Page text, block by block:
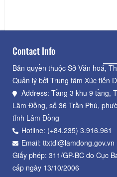
Contact Info
Bản quyền thuộc Sở Văn hoá,
Quản lý bởi Trung tâm Xúc tiến
Address: Tầng 3 khu 9 tầng,
Lâm Đồng, số 36 Trần Phú,
tỉnh Lâm Đồng
Hotline: (+84.235) 3.916.961
Email: ttxtdl@lamdong.gov.vn
Giấy phép: 311/GP-BC do Cục
cấp ngày 13/10/2006